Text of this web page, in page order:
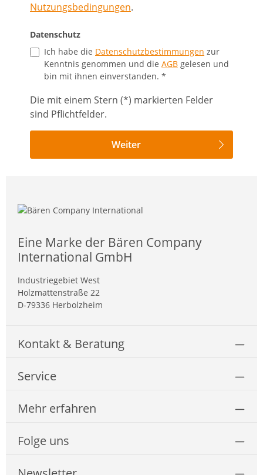
Nutzungsbedingungen.
Datenschutz
Ich habe die Datenschutzbestimmungen zur
Kenntnis genommen und die AGB gelesen und
bin mit ihnen einverstanden. *
Die mit einem Stern (*) markierten Felder
sind Pflichtfelder.
Weiter
Eine Marke der Bären Company
International GmbH
Industriegebiet West
Holzmattenstraße 22
D-79336 Herbolzheim
Kontakt & Beratung
Service
Mehr erfahren
Folge uns